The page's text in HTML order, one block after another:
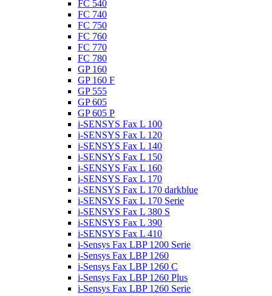
FC 540
FC 740
FC 750
FC 760
FC 770
FC 780
GP 160
GP 160 F
GP 555
GP 605
GP 605 P
i-SENSYS Fax L 100
i-SENSYS Fax L 120
i-SENSYS Fax L 140
i-SENSYS Fax L 150
i-SENSYS Fax L 160
i-SENSYS Fax L 170
i-SENSYS Fax L 170 darkblue
i-SENSYS Fax L 170 Serie
i-SENSYS Fax L 380 S
i-SENSYS Fax L 390
i-SENSYS Fax L 410
i-Sensys Fax LBP 1200 Serie
i-Sensys Fax LBP 1260
i-Sensys Fax LBP 1260 C
i-Sensys Fax LBP 1260 Plus
i-Sensys Fax LBP 1260 Serie